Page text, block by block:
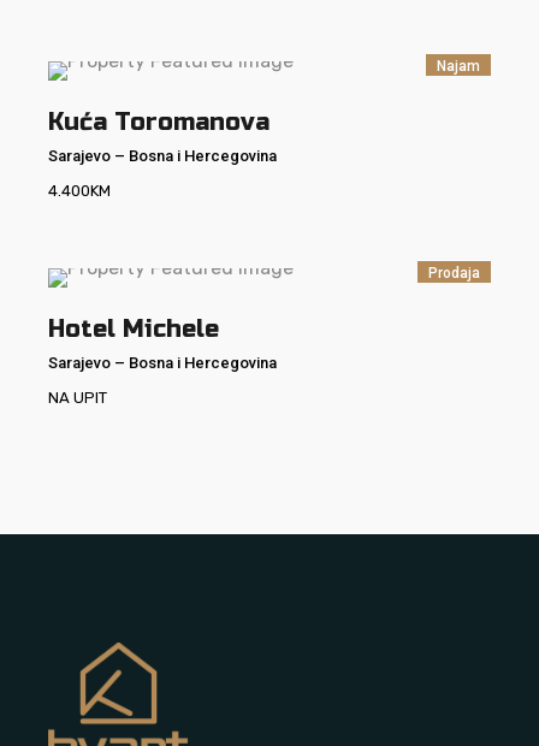
Najam
Kuća Toromanova
Sarajevo – Bosna i Hercegovina
4.400KM
Prodaja
Hotel Michele
Sarajevo – Bosna i Hercegovina
NA UPIT